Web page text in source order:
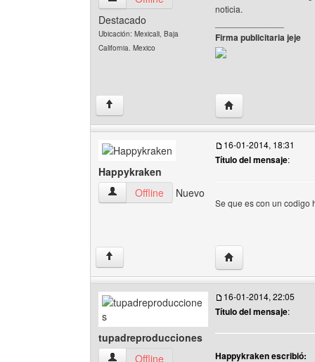
Destacado
Ubicación: Mexicali, Baja
California. Mexico
noticia.
Firma publicitaria jeje
↑ Visitar sitio web del
Happykraken
Happykraken Ver perfil del usuario
Offline Nuevo
16-01-2014, 18:31
Título del mensaje:
Se que es con un codigo
↑ Visitar sitio web del
tupadreproducciones
tupadreproducciones Ver perfil del usuario
Offline
16-01-2014, 22:05
Título del mensaje:
Happykraken escribió: